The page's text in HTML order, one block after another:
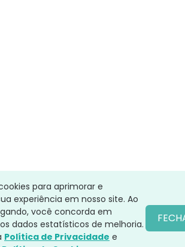
para aprimorar e
experiência em nosso site. Ao
você concorda em
dados estatísticos de melhoria.
Política de Privacidade e